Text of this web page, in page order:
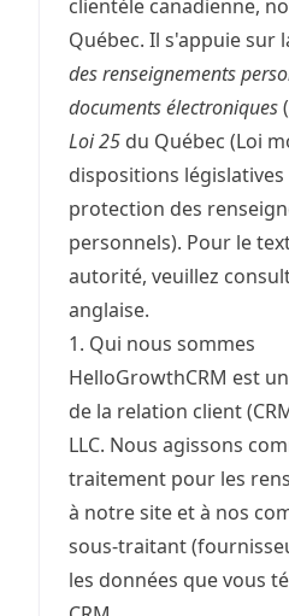
clientèle canadienne,
Québec. Il s'appuie sur
des renseignements
documents électroniques
Loi 25 du Québec (Loi
dispositions
protection des
personnels). Pour le
autorité, veuillez
anglaise.
1. Qui nous sommes
HelloGrowthCRM est
de la relation client
LLC. Nous agissons
traitement pour les
à notre site et à nos
sous-traitant
les données que vous